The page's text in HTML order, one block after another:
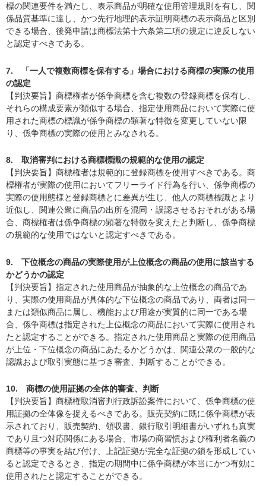
標の関連要件を満たし、表示商品が明確な使用管理規則を有し、関
係品質基準に達し、かつ先行地理的表示証明商標の表示商品と区別
できる場合、後発申請は商標法第十六条第二項の規定に違反しない
と認定すべきである。
7. 「一人で複数商標を保有する」場合における商標の実際の使用
の認定
【判決要旨】商標権者が係争商標を含む複数の登録商標を保有し、
それらの構成要素が類似する場合、指定使用商品において実際に使
用された商標の標識が係争商標の顕著な特徴を変更していない限
り、係争商標の実際の使用とみなされる。
8. 取消審判における商標標識の規範的な使用の認定
【判決要旨】商標権者は規範的に登録商標を使用すべきである。商
標権者が実際の使用においてフリーライド行為を行い、係争商標の
実際の使用態様と登録商標とに差異が生じ、他人の商標標識とより
近似し、関連公衆に商品の出所を混同・誤認させるおそれがある場
合、商標権者は係争商標の顕著な特徴を変えたと判断し、係争商標
の規範的な使用ではないと認定すべきである。
9. 下位概念の商品の実際使用が上位概念の商品の使用に該当する
かどうかの認定
【判決要旨】指定された使用商品が抽象的な上位概念の商品であ
り、実際の使用商品が具体的な下位概念の商品であり、両者は同一
または類似商品に属し、機能および用途が実質的に同一である場
合、係争商標は指定された上位概念の商品において実際に使用され
たと認定することができる。指定された使用商品と実際の使用商品
が上位・下位概念の商品にあたるかどうかは、関連公衆の一般的な
認識および取引実態に基づき審査、判断することができる。
10. 商標の使用証拠の全体的審査、判断
【判決要旨】商標権取消審判行政訴訟案件において、係争商標の使
用証拠の全体像を捉えるべきである。販売契約に既に係争商標が表
示されており、販売契約、領収書、銀行取引明細書がいずれも真実
であり且つ対応関係にある場合、市場の商習慣および権利者名義の
商標等の事実を結び付け、上記証拠が完全な証拠の鎖を形成してい
ると認定できるとき、指定の期間中に係争商標が本当にかつ有効に
使用されたと認定することができる。